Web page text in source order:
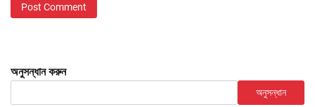
অনুসন্ধান করুন
অনুসন্ধান